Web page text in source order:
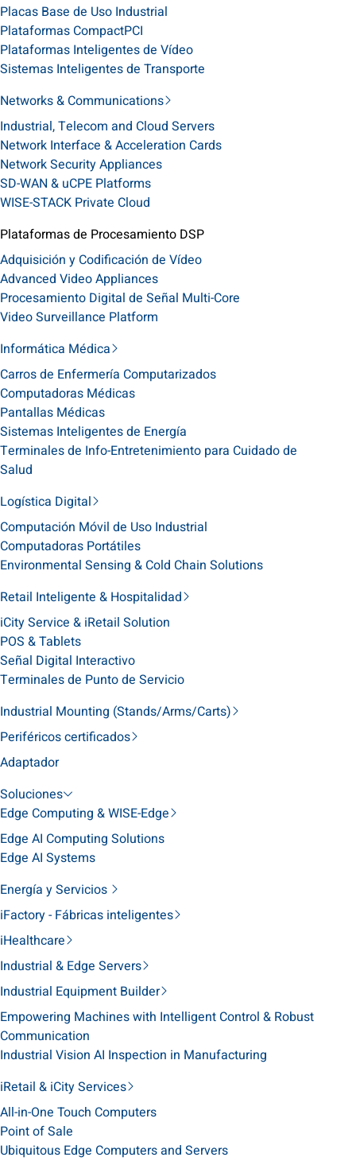
Placas Base de Uso Industrial
Plataformas CompactPCI
Plataformas Inteligentes de Vídeo
Sistemas Inteligentes de Transporte
Networks & Communications
Industrial, Telecom and Cloud Servers
Network Interface & Acceleration Cards
Network Security Appliances
SD-WAN & uCPE Platforms
WISE-STACK Private Cloud
Plataformas de Procesamiento DSP
Adquisición y Codificación de Vídeo
Advanced Video Appliances
Procesamiento Digital de Señal Multi-Core
Video Surveillance Platform
Informática Médica
Carros de Enfermería Computarizados
Computadoras Médicas
Pantallas Médicas
Sistemas Inteligentes de Energía
Terminales de Info-Entretenimiento para Cuidado de
Salud
Logística Digital
Computación Móvil de Uso Industrial
Computadoras Portátiles
Environmental Sensing & Cold Chain Solutions
Retail Inteligente & Hospitalidad
iCity Service & iRetail Solution
POS & Tablets
Señal Digital Interactivo
Terminales de Punto de Servicio
Industrial Mounting (Stands/Arms/Carts)
Periféricos certificados
Adaptador
Soluciones
Edge Computing & WISE-Edge
Edge AI Computing Solutions
Edge AI Systems
Energía y Servicios
iFactory - Fábricas inteligentes
iHealthcare
Industrial & Edge Servers
Industrial Equipment Builder
Empowering Machines with Intelligent Control & Robust
Communication
Industrial Vision AI Inspection in Manufacturing
iRetail & iCity Services
All-in-One Touch Computers
Point of Sale
Ubiquitous Edge Computers and Servers